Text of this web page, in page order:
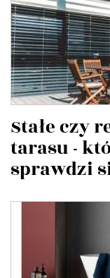
Stałe czy
tarasu -
sprawdzi